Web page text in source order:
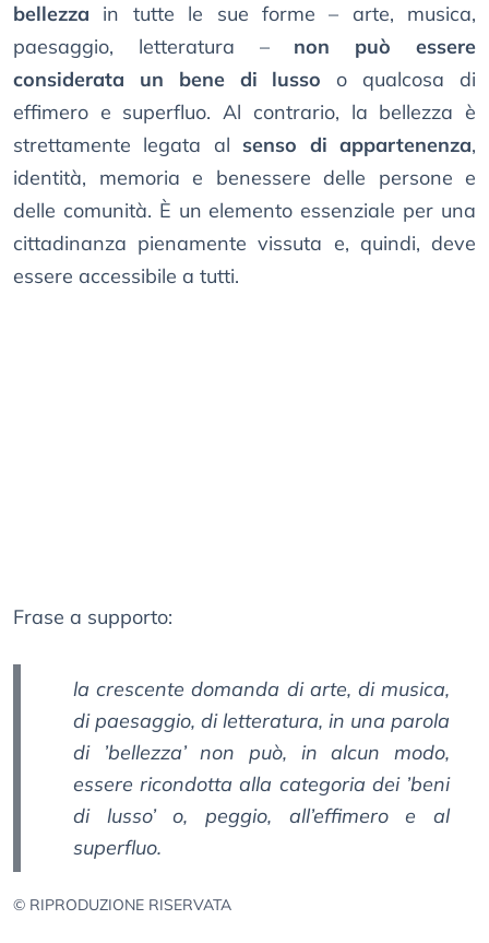
bellezza in tutte le sue forme – arte, musica,
paesaggio, letteratura – non può essere
considerata un bene di lusso o qualcosa di
effimero e superfluo. Al contrario, la bellezza è
strettamente legata al senso di appartenenza,
identità, memoria e benessere delle persone e
delle comunità. È un elemento essenziale per una
cittadinanza pienamente vissuta e, quindi, deve
essere accessibile a tutti.
Frase a supporto:
la crescente domanda di arte, di musica,
di paesaggio, di letteratura, in una parola
di ’bellezza’ non può, in alcun modo,
essere ricondotta alla categoria dei ’beni
di lusso’ o, peggio, all’effimero e al
superfluo.
© RIPRODUZIONE RISERVATA